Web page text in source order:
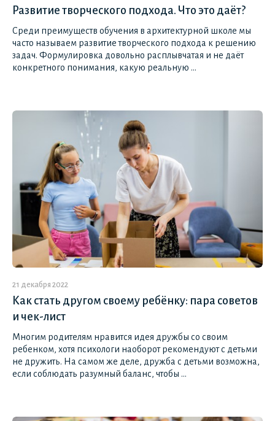
Развитие творческого подхода. Что это даёт?
Среди преимуществ обучения в архитектурной школе мы
часто называем развитие творческого подхода к решению
задач. Формулировка довольно расплывчатая и не даёт
конкретного понимания, какую реальную ...
21 декабря 2022
Как стать другом своему ребёнку: пара советов
и чек-лист
Многим родителям нравится идея дружбы со своим
ребенком, хотя психологи наоборот рекомендуют с детьми
не дружить. На самом же деле, дружба с детьми возможна,
если соблюдать разумный баланс, чтобы ...